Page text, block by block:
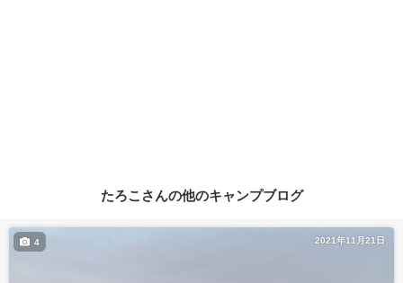
たろこさんの他のキャンプブログ
2021年11月21日
4